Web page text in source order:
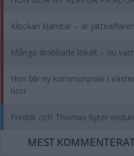
Klockan klämtar – är
Många drabbade lokalt – nu
Hon blir ny kommunpolis i
norr
Fredrik och Thomas byter
MEST